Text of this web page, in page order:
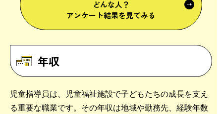
どんな人？
アンケート結果を見てみる
年収
児童指導員は、児童福祉施設で子どもたちの成長を支え
る重要な職業です。その年収は地域や勤務先、経験年数